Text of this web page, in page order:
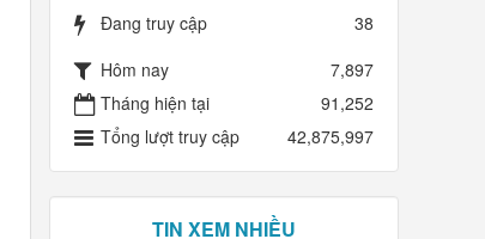
Đang truy cập
38
Hôm nay
7,897
Tháng hiện tại
91,252
Tổng lượt truy cập
42,875,997
TIN XEM NHIỀU